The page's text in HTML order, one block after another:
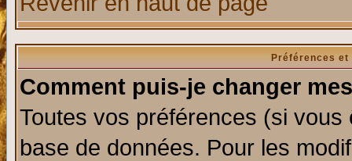
Préférences
Comment puis-je changer
Toutes vos préférences (si
base de données. Pour les